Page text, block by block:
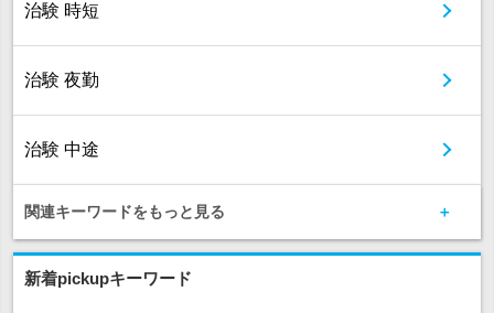
治験 時短
治験 夜勤
治験 中途
関連キーワードをもっと見る
新着pickupキーワード